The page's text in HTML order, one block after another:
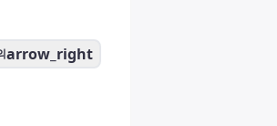
arrow_right